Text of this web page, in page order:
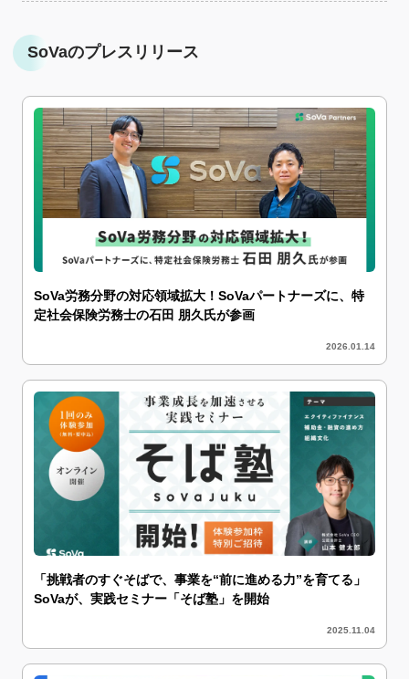
SoVaのプレスリリース
SoVa労務分野の対応領域拡大！SoVaパートナーズに、特
定社会保険労務士の石田 朋久氏が参画
2026.01.14
「挑戦者のすぐそばで、事業を“前に進める力”を育てる」
SoVaが、実践セミナー「そば塾」を開始
2025.11.04